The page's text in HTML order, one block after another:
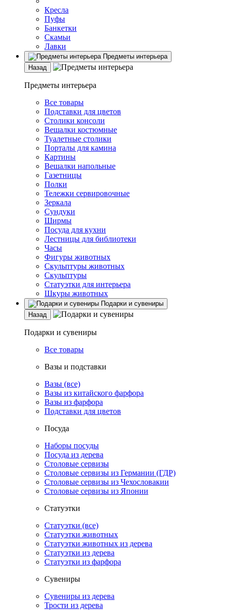
Кресла
Пуфы
Банкетки
Скамьи
Лавки
Предметы интерьера
Назад
Предметы интерьера
Все товары
Подставки для цветов
Столики консоли
Вешалки костюмные
Туалетные столики
Порталы для камина
Картины
Вешалки напольные
Газетницы
Полки
Тележки сервировочные
Зеркала
Сундуки
Ширмы
Посуда для кухни
Лестницы для библиотеки
Часы
Фигуры животных
Скульптуры животных
Скульптуры
Статуэтки для интерьера
Шкуры животных
Подарки и сувениры
Назад
Подарки и сувениры
Все товары
Вазы и подставки
Вазы (все)
Вазы из китайского фарфора
Вазы из фарфора
Подставки для цветов
Посуда
Наборы посуды
Посуда из дерева
Столовые сервизы
Столовые сервизы из Германии (ГДР)
Столовые сервизы из Чехословакии
Столовые сервизы из Японии
Статуэтки
Статуэтки (все)
Статуэтки животных
Статуэтки животных из дерева
Статуэтки из дерева
Статуэтки из фарфора
Сувениры
Сувениры из дерева
Трости из дерева